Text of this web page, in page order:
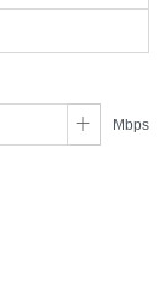
Mbps